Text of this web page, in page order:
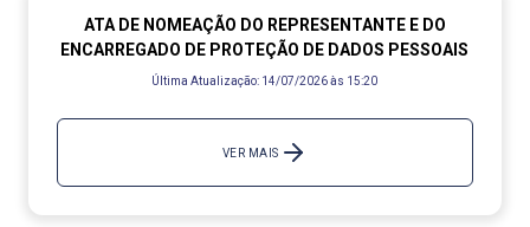
ATA DE NOMEAÇÃO DO REPRESENTANTE E DO
ENCARREGADO DE PROTEÇÃO DE DADOS PESSOAIS
Última Atualização: 14/07/2026 às 15:20
VER MAIS